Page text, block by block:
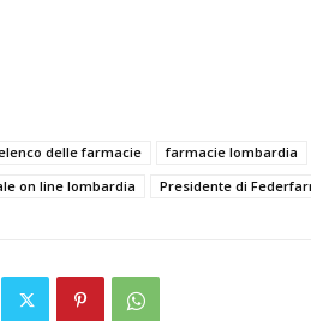
delle farmacie farmacie lombardia
on line lombardia Presidente di